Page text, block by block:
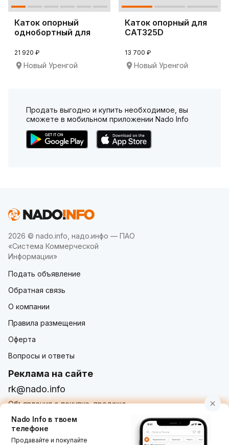
Каток опорный
однобортный для
21 920 ₽
Новый Уренгой
Каток опорный для
CAT325D
13 700 ₽
Новый Уренгой
Продать выгодно и купить необходимое, вы
сможете в мобильном приложении Nado Info
2026 © nado.info, надо.инфо — ПАО
«Система Коммерческой
Информации»
Подать объявление
Обратная связь
О компании
Правила размещения
Оферта
Вопросы и ответы
Реклама на сайте
rk@nado.info
Объявления о покупке, продаже,
услугах от частных лиц и организаций
Nado Info в твоем
телефоне
Продавайте и покупайте